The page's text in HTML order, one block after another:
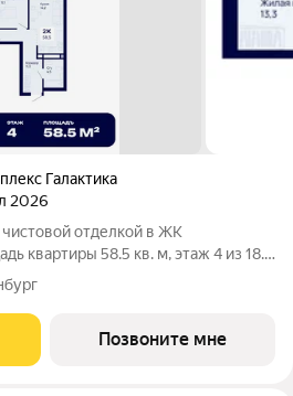
Галактика
2026
чистовой отделкой в ЖК
кв. м, этаж 4 из 18.
Космонавтов. Это формат для
Позвоните мне